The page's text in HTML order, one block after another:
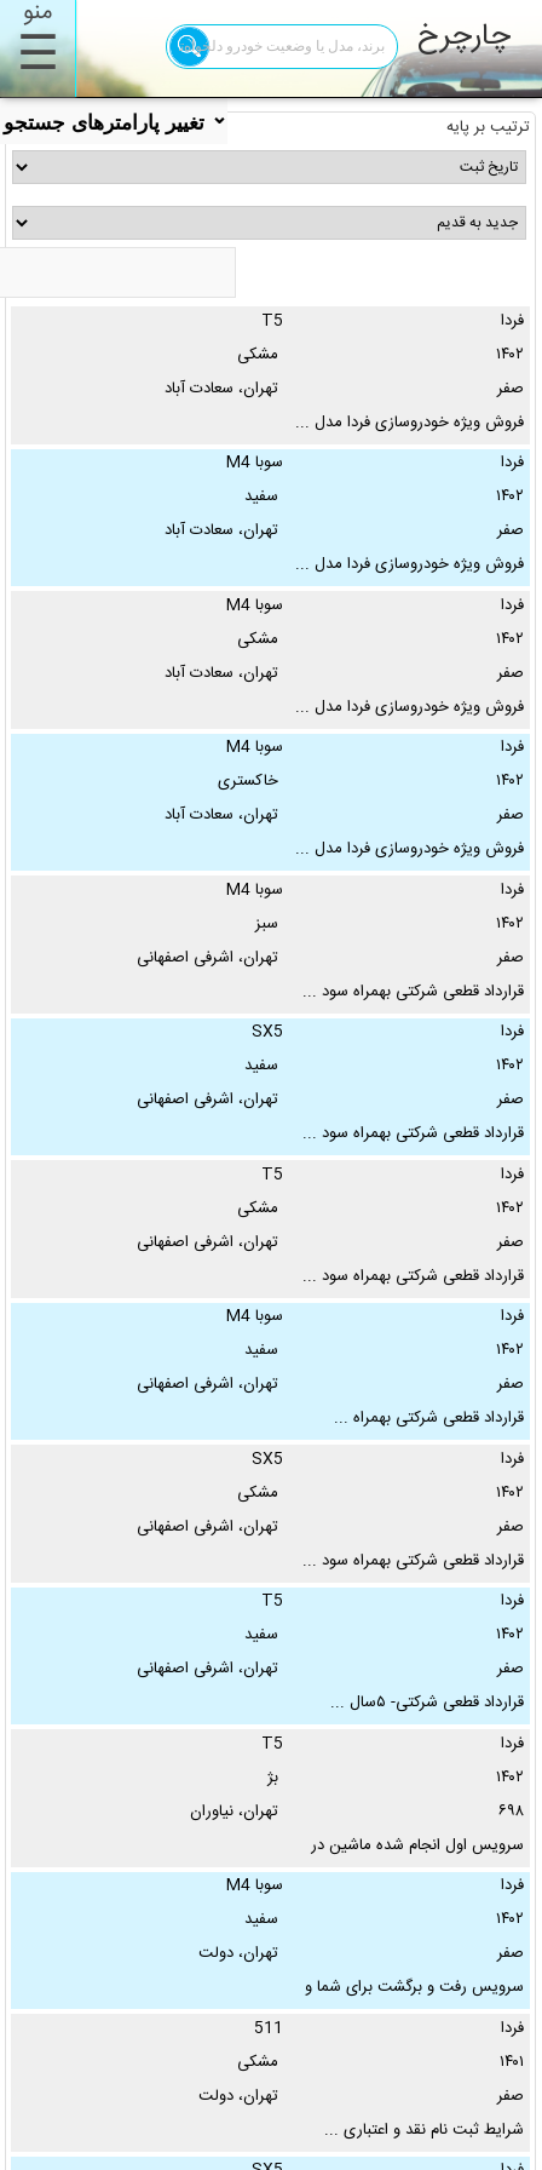
منو
☰ چارچرخ
⌄ تغییر پارامترهای جستجو
مدل:
تاکنون
نحوه پرداخت:
✖
نوع پلاک:
ترتیب بر پایه
فردا
T5
۱۴۰۲
مشکی
صفر
تهران، سعادت آباد
فروش ویژه خودروسازی فردا مدل ...
فردا
سوبا M4
۱۴۰۲
سفید
صفر
تهران، سعادت آباد
فروش ویژه خودروسازی فردا مدل ...
فردا
سوبا M4
۱۴۰۲
مشکی
صفر
تهران، سعادت آباد
فروش ویژه خودروسازی فردا مدل ...
فردا
سوبا M4
۱۴۰۲
خاکستری
صفر
تهران، سعادت آباد
فروش ویژه خودروسازی فردا مدل ...
فردا
سوبا M4
۱۴۰۲
سبز
صفر
تهران، اشرفی اصفهانی
قرارداد قطعی شرکتی بهمراه سود ...
فردا
SX5
۱۴۰۲
سفید
صفر
تهران، اشرفی اصفهانی
قرارداد قطعی شرکتی بهمراه سود ...
فردا
T5
۱۴۰۲
مشکی
صفر
تهران، اشرفی اصفهانی
قرارداد قطعی شرکتی بهمراه سود ...
فردا
سوبا M4
۱۴۰۲
سفید
صفر
تهران، اشرفی اصفهانی
قرارداد قطعی شرکتی بهمراه ...
فردا
SX5
۱۴۰۲
مشکی
صفر
تهران، اشرفی اصفهانی
قرارداد قطعی شرکتی بهمراه سود ...
فردا
T5
۱۴۰۲
سفید
صفر
تهران، اشرفی اصفهانی
قرارداد قطعی شرکتی- ۵سال ...
فردا
T5
۱۴۰۲
بژ
۶۹۸
تهران، نیاوران
سرویس اول انجام شده ماشین در
...
فردا
سوبا M4
۱۴۰۲
سفید
صفر
تهران، دولت
سرویس رفت و برگشت برای شما و
...
فردا
511
۱۴۰۱
مشکی
صفر
تهران، دولت
شرایط ثبت نام نقد و اعتباری ...